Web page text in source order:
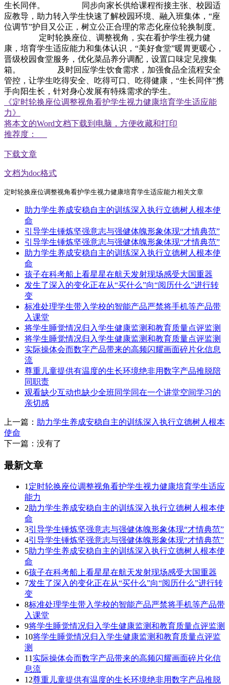
生长同伴。 同步向家长供给课程衔接主张、校园适
应教导，助力转入学生快速了解校园环境、融入班集体，“座
位调节”护目又公正，树立公正合理的常态化座位轮换制度。
定时轮换座位、调整视角，实在看护学生视力健
康，培育学生适应能力和集体认识，“美好食堂”暖胃更暖心，
晋级校园食堂服务，优化菜品养分调配，设置口味定见搜集
箱。 及时回应学生饮食需求，加强食品全流程安全
管控，让学生吃得安全、吃得可口、吃得健康，“生长同伴”携
手向阳生长，针对身心发展有特殊需求的学生。
《定时轮换座位调整视角看护学生视力健康培育学生适应能
力》
将本文的Word文档下载到电脑，方便收藏和打印
推荐度：
下载文章
文档为doc格式
定时轮换座位调整视角看护学生视力健康培育学生适应能力相关文章
助力学生养成安稳自主的训练深入执行立德树人根本使
命
引导学生锤炼坚强意志与强健体魄形象体现“才情典范”
引导学生锤炼坚强意志与强健体魄形象体现“才情典范”
助力学生养成安稳自主的训练深入执行立德树人根本使
命
孩子在科考船上看星星在航天发射现场感受大国重器
发生了深入的变化正在从“买什么”向“阅历什么”进行转
变
标准处理学生带入学校的智能产品严禁将手机等产品带
入课堂
将学生睡觉情况归入学生健康监测和教育质量点评监测
将学生睡觉情况归入学生健康监测和教育质量点评监测
实际操体会而数字产品带来的高频闪耀画面碎片化信息
流
尊重儿童提供有温度的生长环境绝非用数字产品推脱陪
同职责
观看缺少互动也缺少全班同学同在一个讲堂空间学习的
亲切感
上一篇： 助力学生养成安稳自主的训练深入执行立德树人根本
使命
下一篇：没有了
最新文章
1 定时轮换座位调整视角看护学生视力健康培育学生适应
能力
2助力学生养成安稳自主的训练深入执行立德树人根本使
命
3引导学生锤炼坚强意志与强健体魄形象体现“才情典范”
4引导学生锤炼坚强意志与强健体魄形象体现“才情典范”
5助力学生养成安稳自主的训练深入执行立德树人根本使
命
6孩子在科考船上看星星在航天发射现场感受大国重器
7发生了深入的变化正在从“买什么”向“阅历什么”进行转
变
8标准处理学生带入学校的智能产品严禁将手机等产品带
入课堂
9将学生睡觉情况归入学生健康监测和教育质量点评监测
10将学生睡觉情况归入学生健康监测和教育质量点评监
测
11 实际操体会而数字产品带来的高频闪耀画面碎片化信
息流
12尊重儿童提供有温度的生长环境绝非用数字产品推脱